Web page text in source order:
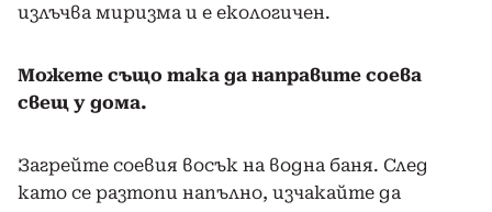
излъчва миризма и е екологичен.
Можете също така да направите соева
свещ у дома.
Загрейте соевия восък на водна баня. След
като се разтопи напълно, изчакайте да